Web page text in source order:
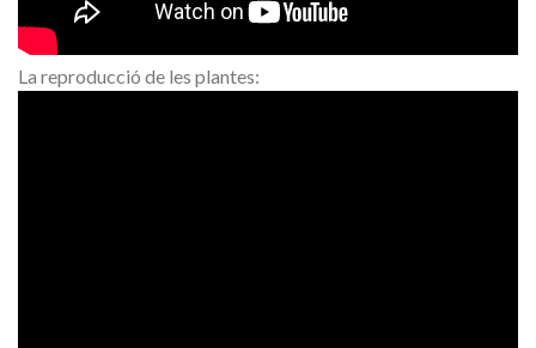
La reproducció de les plantes: